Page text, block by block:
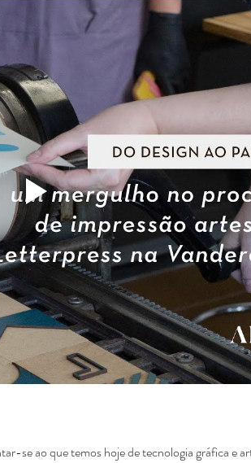
se ao que temos hoje de tecnologia gráfica e